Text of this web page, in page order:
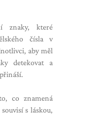
znaky, které
čísla v
aby měl
detekovat a
co znamená
s láskou,